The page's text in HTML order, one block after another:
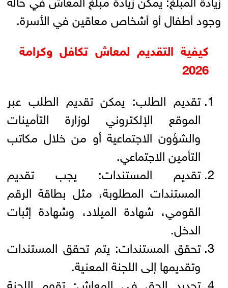
وجود أطفال أو أشخاص معاقين في الأسرة.
كيفية التقديم لمعاش تكافل وكرامة
2026
تقديم الطلب: يمكن تقديم الطلب عبر
الموقع الإلكتروني لوزارة التأمينات
والشؤون الاجتماعية أو من خلال مكاتب
التأمين الاجتماعي.
تقديم المستندات: يجب تقديم
المستندات المطلوبة، مثل بطاقة الرقم
القومي، شهادة الميلاد، وشهادة إثبات
الدخل.
تحقق المستندات: يتم تحقق المستندات
وتقديمها إلى اللجنة المعنية.
تحديد الحق في المعاش: تقوم اللجنة